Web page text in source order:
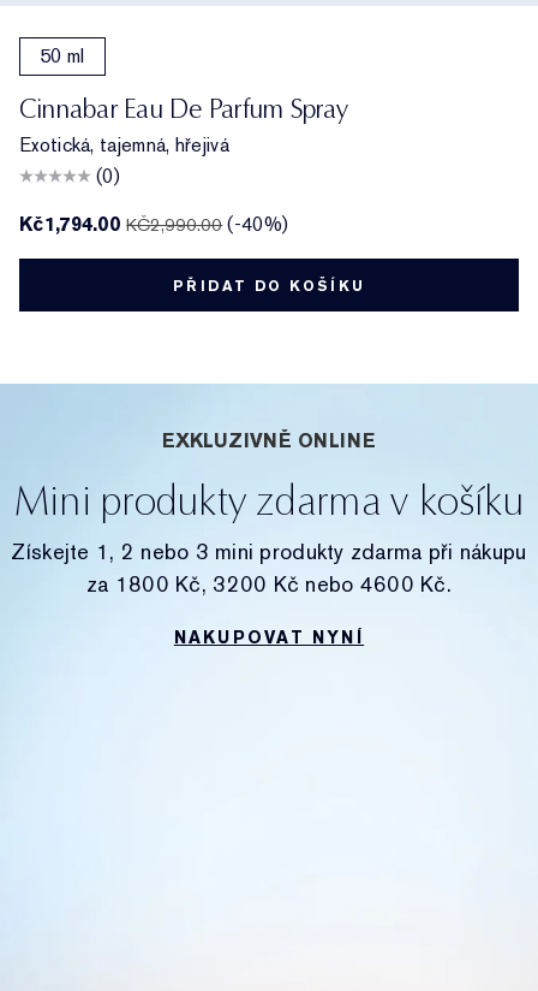
50 ml
Cinnabar Eau De Parfum Spray
Exotická, tajemná, hřejivá
(0)
Kč1,794.00KČ2,990.00 (-40%)
PŘIDAT DO KOŠÍKU
EXKLUZIVNĚ ONLINE
Mini produkty zdarma v košíku
Získejte 1, 2 nebo 3 mini produkty zdarma při nákupu
za 1800 Kč, 3200 Kč nebo 4600 Kč.
NAKUPOVAT NYNÍ